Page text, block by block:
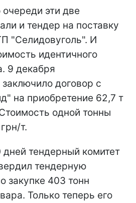
эти две
и тендер на поставку
"Селидовуголь". И
идентичного
9 декабря
договор с
на приобретение 62,7 т
одной тонны
т.
дней тендерный комитет
тендерную
закупке 403 тонн
Только теперь его